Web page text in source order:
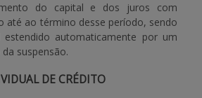
do capital e dos juros com
até ao término desse período, sendo
automaticamente por um
suspensão.
DE CRÉDITO